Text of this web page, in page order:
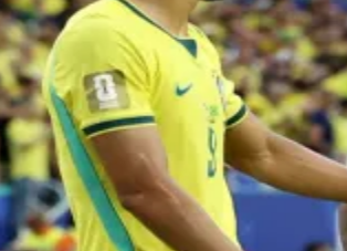
OsascoCarapicuíbaJandira ItapeviCotiaPirapora
Cajamar CaieirasFranco da
Taboão da SerraEmbu das Artes
São Roque